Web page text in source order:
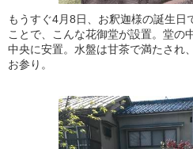
もうすぐ4月8日、お釈迦様の誕生日
ことで、こんな花御堂が設置。堂の
中央に安置。水盤は甘茶で満たされ
お参り。